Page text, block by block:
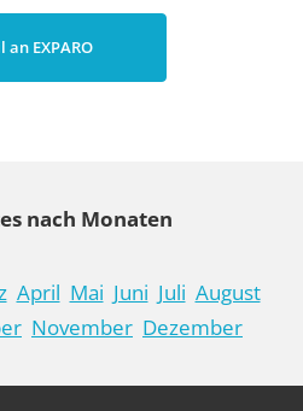
an EXPARO
nach Monaten
April Mai Juni Juli August
November Dezember